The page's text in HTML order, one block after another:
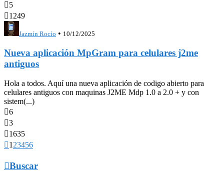
5
1249
Jazmín Rocío • 10/12/2025
Nueva aplicación MpGram para celulares j2me
antiguos
Hola a todos. Aquí una nueva aplicación de codigo abierto para
celulares antiguos con maquinas J2ME Mdp 1.0 a 2.0 + y con
sistem(...)
6
3
1635
1 23456
Buscar